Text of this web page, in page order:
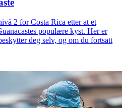
2 for Costa Rica etter at et
populære kyst. Her er
deg selv, og om du fortsatt